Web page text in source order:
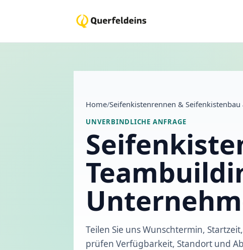
Home/Seifenkistenrennen & Seifenkistenbau
UNVERBINDLICHE ANFRAGE
Teilen Sie uns Wunschtermin,
prüfen Verfügbarkeit, Standort und